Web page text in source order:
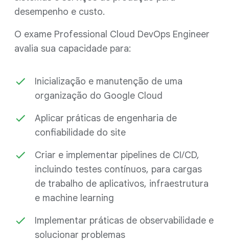
desempenho e custo.
O exame Professional Cloud DevOps Engineer
avalia sua capacidade para:
Inicialização e manutenção de uma
organização do Google Cloud
Aplicar práticas de engenharia de
confiabilidade do site
Criar e implementar pipelines de CI/CD,
incluindo testes contínuos, para cargas
de trabalho de aplicativos, infraestrutura
e machine learning
Implementar práticas de observabilidade e
solucionar problemas